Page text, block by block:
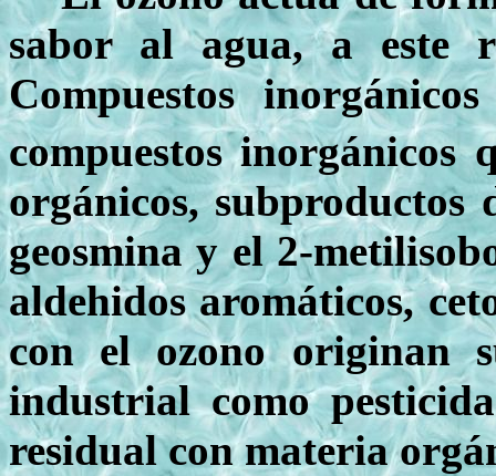
sabor al agua, a este
Compuestos
compuestos
orgánicos, subproductos
geosmina y el 2-
aldehidos aromáticos,
con el ozono originan
industrial como
residual con materia